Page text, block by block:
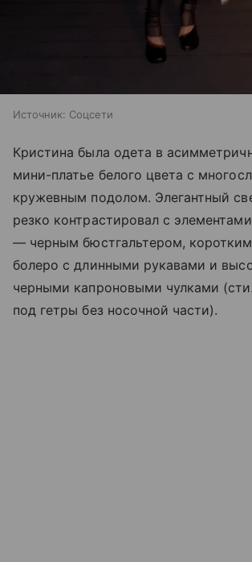
Источник: Соцсети
Кристина была одета в
мини-платье белого цвета с
кружевным подолом. Элегантный
резко контрастировал с элементами
— черным бюстгальтером,
болеро с длинными рукавами и
черными капроновыми чулками
под гетры без носочной части).